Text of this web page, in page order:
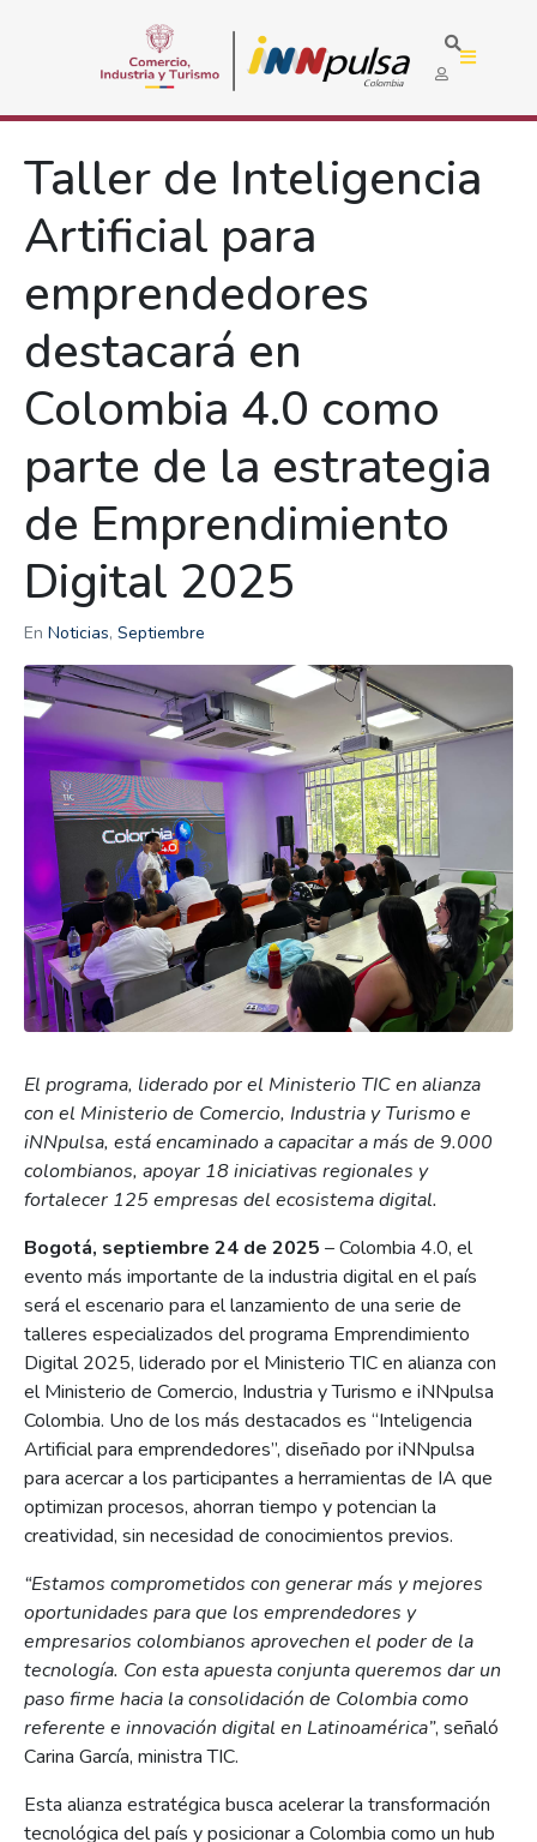
Taller de Inteligencia
Artificial para
emprendedores
destacará en
Colombia 4.0 como
parte de la estrategia
de Emprendimiento
Digital 2025
En Noticias, Septiembre
El programa, liderado por el Ministerio TIC en alianza
con el Ministerio de Comercio, Industria y Turismo e
iNNpulsa, está encaminado a capacitar a más de 9.000
colombianos, apoyar 18 iniciativas regionales y
fortalecer 125 empresas del ecosistema digital.
Bogotá, septiembre 24 de 2025 – Colombia 4.0, el
evento más importante de la industria digital en el país
será el escenario para el lanzamiento de una serie de
talleres especializados del programa Emprendimiento
Digital 2025, liderado por el Ministerio TIC en alianza con
el Ministerio de Comercio, Industria y Turismo e iNNpulsa
Colombia. Uno de los más destacados es “Inteligencia
Artificial para emprendedores”, diseñado por iNNpulsa
para acercar a los participantes a herramientas de IA que
optimizan procesos, ahorran tiempo y potencian la
creatividad, sin necesidad de conocimientos previos.
“Estamos comprometidos con generar más y mejores
oportunidades para que los emprendedores y
empresarios colombianos aprovechen el poder de la
tecnología. Con esta apuesta conjunta queremos dar un
paso firme hacia la consolidación de Colombia como
referente e innovación digital en Latinoamérica”, señaló
Carina García, ministra TIC.
Esta alianza estratégica busca acelerar la transformación
tecnológica del país y posicionar a Colombia como un hub